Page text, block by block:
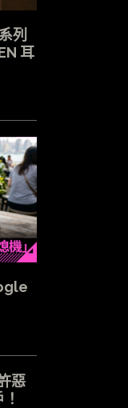
列
耳
惡